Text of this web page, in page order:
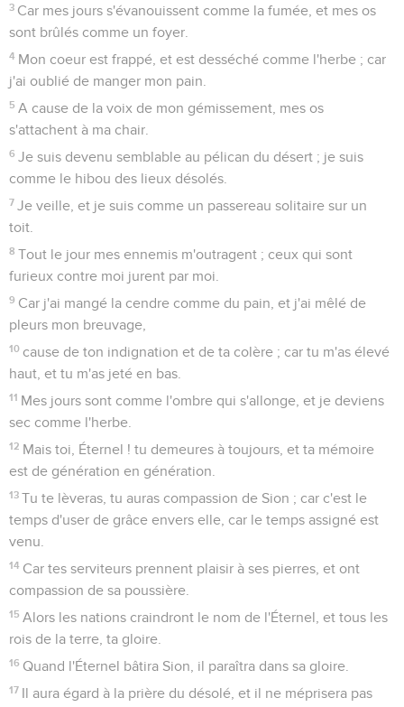
3 Car mes jours s'évanouissent comme la fumée, et mes os
sont brûlés comme un foyer.
4 Mon coeur est frappé, et est desséché comme l'herbe ; car
j'ai oublié de manger mon pain.
5 A cause de la voix de mon gémissement, mes os
s'attachent à ma chair.
6 Je suis devenu semblable au pélican du désert ; je suis
comme le hibou des lieux désolés.
7 Je veille, et je suis comme un passereau solitaire sur un
toit.
8 Tout le jour mes ennemis m'outragent ; ceux qui sont
furieux contre moi jurent par moi.
9 Car j'ai mangé la cendre comme du pain, et j'ai mêlé de
pleurs mon breuvage,
10 cause de ton indignation et de ta colère ; car tu m'as élevé
haut, et tu m'as jeté en bas.
11 Mes jours sont comme l'ombre qui s'allonge, et je deviens
sec comme l'herbe.
12 Mais toi, Éternel ! tu demeures à toujours, et ta mémoire
est de génération en génération.
13 Tu te lèveras, tu auras compassion de Sion ; car c'est le
temps d'user de grâce envers elle, car le temps assigné est
venu.
14 Car tes serviteurs prennent plaisir à ses pierres, et ont
compassion de sa poussière.
15 Alors les nations craindront le nom de l'Éternel, et tous les
rois de la terre, ta gloire.
16 Quand l'Éternel bâtira Sion, il paraîtra dans sa gloire.
17 Il aura égard à la prière du désolé, et il ne méprisera pas